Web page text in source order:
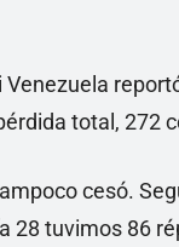
total, 272
cesó.
28 tuvimos 86